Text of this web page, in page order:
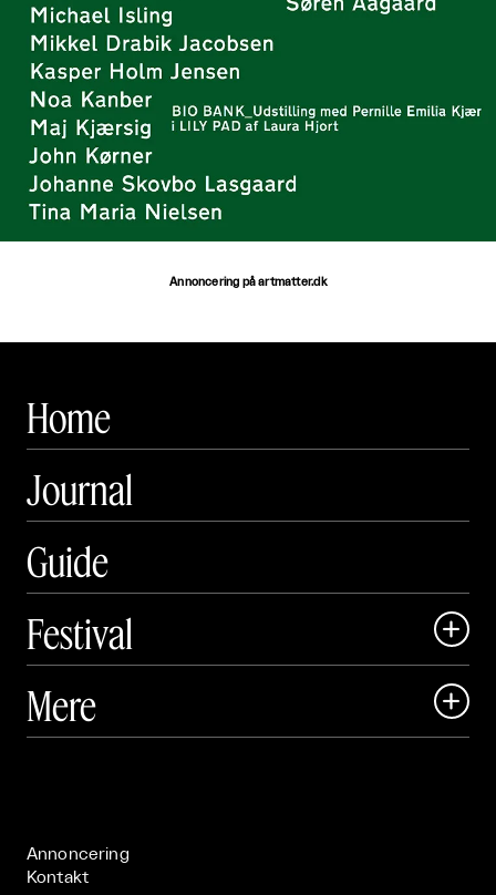
Annoncering på artmatter.dk
Home
Journal
Guide
Festival

 Art Matter Festival
Mere 
Annoncering
Kontakt